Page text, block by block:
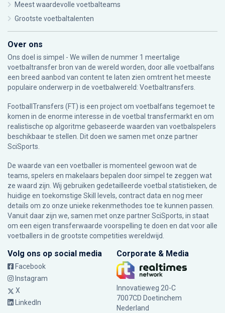
Meest waardevolle voetbalteams
Grootste voetbaltalenten
Over ons
Ons doel is simpel - We willen de nummer 1 meertalige
voetbaltransfer bron van de wereld worden, door alle voetbalfans
een breed aanbod van content te laten zien omtrent het meeste
populaire onderwerp in de voetbalwereld: Voetbaltransfers.
FootballTransfers (FT) is een project om voetbalfans tegemoet te
komen in de enorme interesse in de voetbal transfermarkt en om
realistische op algoritme gebaseerde waarden van voetbalspelers
beschikbaar te stellen. Dit doen we samen met onze partner
SciSports
De waarde van een voetballer is momenteel gewoon wat de
teams, spelers en makelaars bepalen door simpel te zeggen wat
ze waard zijn. Wij gebruiken gedetailleerde voetbal statistieken, de
huidige en toekomstige Skill levels, contract data en nog meer
details om zo onze unieke rekenmethodes toe te kunnen passen.
Vanuit daar zijn we, samen met onze partner SciSports, in staat
om een eigen transferwaarde voorspelling te doen en dat voor alle
voetballers in de grootste competities wereldwijd.
Volg ons op social media
Facebook
Instagram
X
LinkedIn
Corporate & Media
Innovatieweg 20-C
7007CD Doetinchem
Nederland